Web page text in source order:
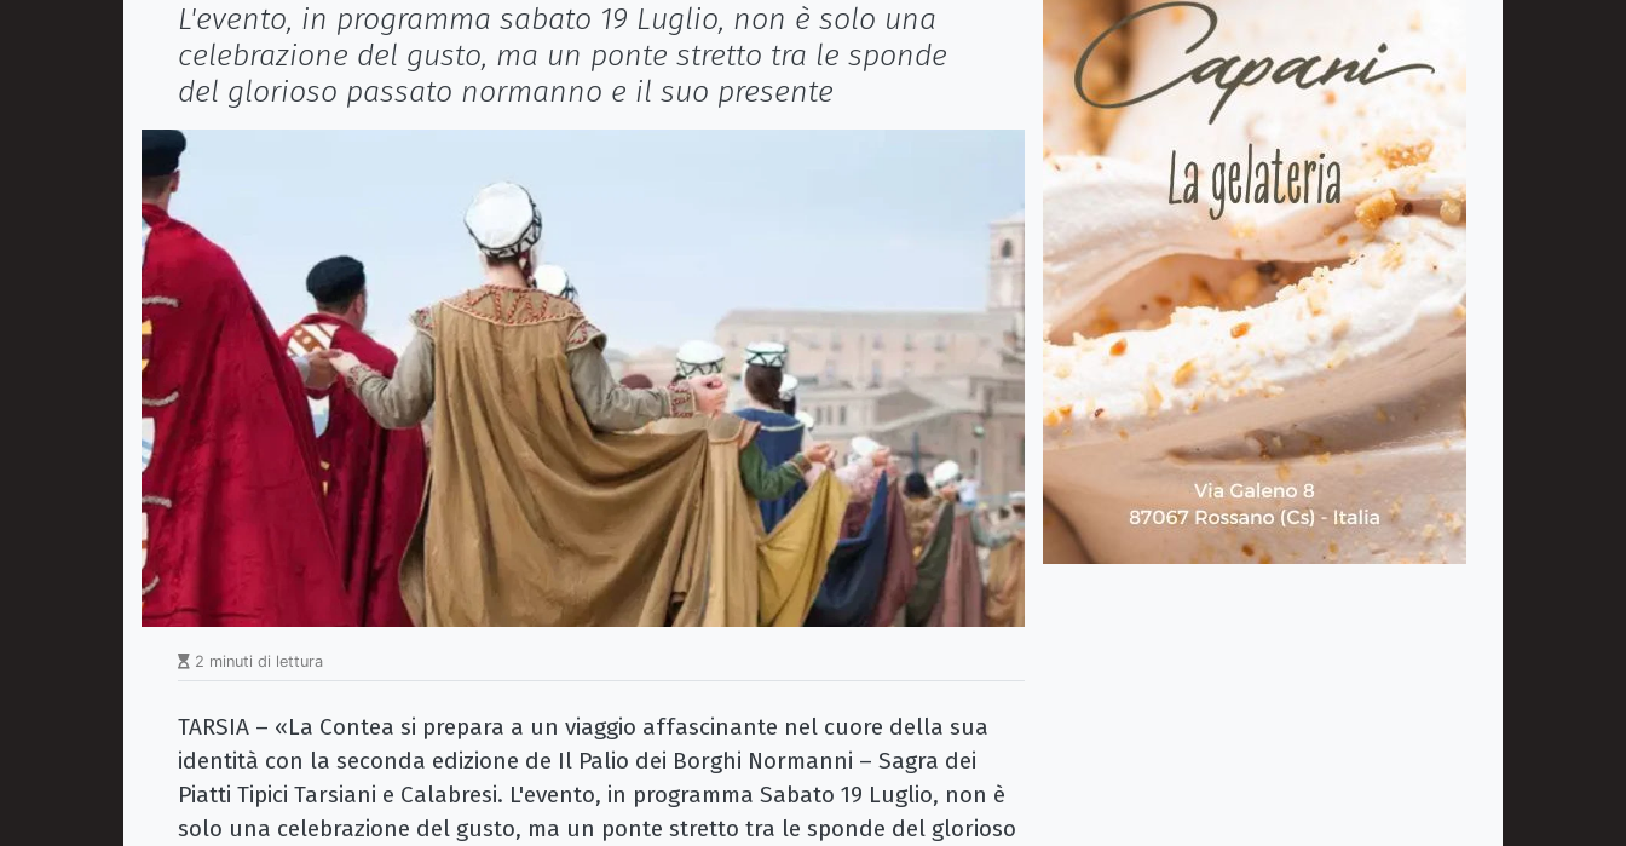
L'evento, in programma sabato 19 Luglio, non è solo una
celebrazione del gusto, ma un ponte stretto tra le sponde
del glorioso passato normanno e il suo presente
2 minuti di lettura
TARSIA – «La Contea si prepara a un viaggio affascinante nel cuore della sua
identità con la seconda edizione de Il Palio dei Borghi Normanni – Sagra dei
Piatti Tipici Tarsiani e Calabresi. L'evento, in programma Sabato 19 Luglio, non è
solo una celebrazione del gusto, ma un ponte stretto tra le sponde del glorioso